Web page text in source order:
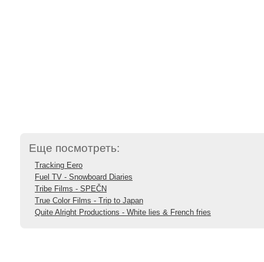
Еще посмотреть:
Tracking Eero
Fuel TV - Snowboard Diaries
Tribe Films - SPEČN
True Color Films - Trip to Japan
Quite Alright Productions - White lies & French fries